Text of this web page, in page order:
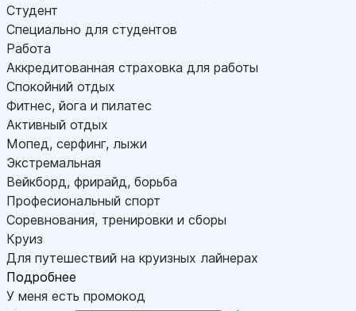
Студент
Специально для студентов
Работа
Аккредитованная страховка для работы
Спокойний отдых
Фитнес, йога и пилатес
Активный отдых
Мопед, серфинг, лыжи
Экстремальная
Вейкборд, фрирайд, борьба
Професиональный спорт
Соревнования, тренировки и сборы
Круиз
Для путешествий на круизных лайнерах
Подробнее
У меня есть промокод